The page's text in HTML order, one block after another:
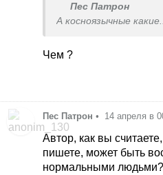
Пес Патрон
А косноязычные какие...
Чем ?
Пес Патрон • 14 апреля в
Автор, как вы
пишете, может быть
нормальными людьми?